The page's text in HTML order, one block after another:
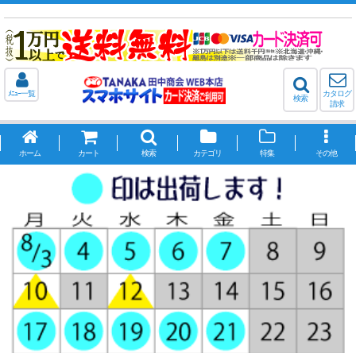
ﾒﾆｭｰ一覧
検索
カタログ
請求
ホーム カート 検索 カテゴリ 特集 その他